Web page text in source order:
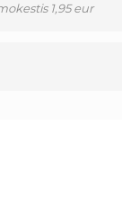
1,95 eur